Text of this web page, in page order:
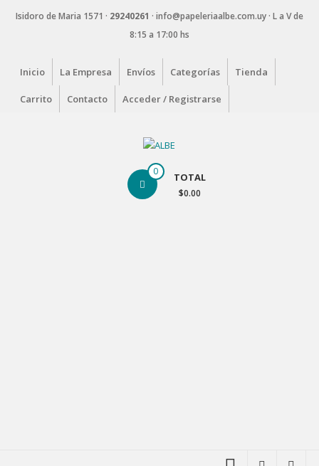
contenido
Isidoro de Maria 1571 · 29240261 · info@papeleriaalbe.com.uy · L a V de
8:15 a 17:00 hs
Inicio La Empresa Envíos Categorías Tienda
Carrito Contacto Acceder / Registrarse
0 TOTAL
$0.00